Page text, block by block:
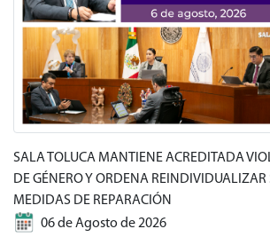
SALA TOLUCA MANTIENE ACREDITADA
DE GÉNERO Y ORDENA REINDIVIDUALIZAR
MEDIDAS DE REPARACIÓN
06 de Agosto de 2026